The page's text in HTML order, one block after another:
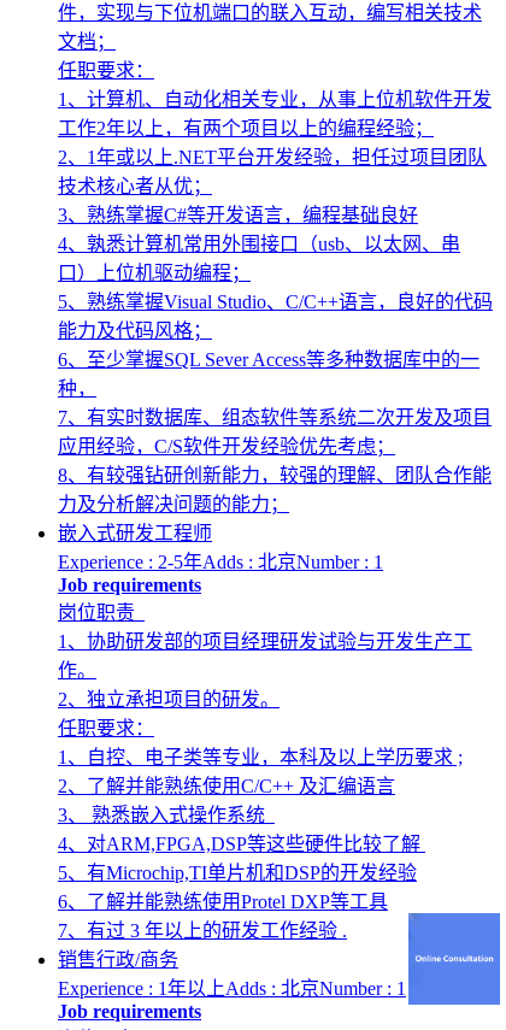
件，实现与下位机端口的联入互动，编写相关技术
文档；
任职要求：
1、计算机、自动化相关专业，从事上位机软件开发
工作2年以上，有两个项目以上的编程经验；
2、1年或以上.NET平台开发经验，担任过项目团队
技术核心者从优；
3、熟练掌握C#等开发语言，编程基础良好
4、孰悉计算机常用外围接口（usb、以太网、串
口）上位机驱动编程；
5、熟练掌握Visual Studio、C/C++语言，良好的代码
能力及代码风格；
6、至少掌握SQL Sever Access等多种数据库中的一
种，
7、有实时数据库、组态软件等系统二次开发及项目
应用经验，C/S软件开发经验优先考虑；
8、有较强钻研创新能力，较强的理解、团队合作能
力及分析解决问题的能力；
嵌入式研发工程师
Experience : 2-5年Adds : 北京Number : 1
Job requirements
岗位职责
1、协助研发部的项目经理研发试验与开发生产工
作。
2、独立承担项目的研发。
任职要求：
1、自控、电子类等专业，本科及以上学历要求 ;
2、了解并能熟练使用C/C++ 及汇编语言
3、 熟悉嵌入式操作系统
4、对ARM,FPGA,DSP等这些硬件比较了解
5、有Microchip,TI单片机和DSP的开发经验
6、了解并能熟练使用Protel DXP等工具
7、有过 3 年以上的研发工作经验 .
销售行政/商务
Experience : 1年以上Adds : 北京Number : 1
Job requirements